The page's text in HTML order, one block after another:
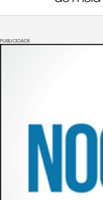
PUBLICIDADE